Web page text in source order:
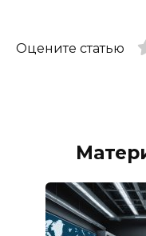
Оцените статью